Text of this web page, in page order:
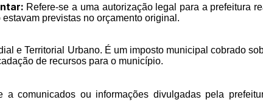
Refere-se a uma autorização legal para a prefeitura
previstas no orçamento original.
e Territorial Urbano. É um imposto municipal cobrado
de recursos para o município.
a comunicados ou informações divulgadas pela